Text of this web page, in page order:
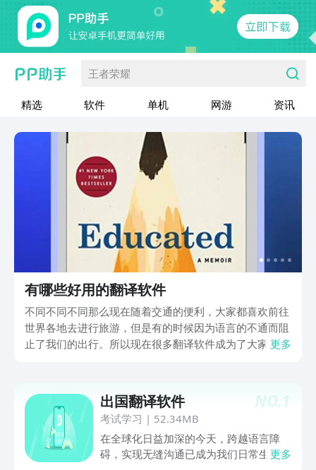
王者荣耀
精选 软件 单机 网游 资讯
有哪些好用的翻译软件
不同不同不同那么现在随着交通的便利，大家都喜欢前往
世界各地去进行旅游，但是有的时候因为语言的不通而阻
止了我们的出行。所以现在很多翻译软件成为了大家去跨
小编就给大家详细的介绍几款翻译软件，这样大家就完全
不用担心交流发生的问题。
更多
NO.1
出国翻译软件
考试学习 | 52.34MB
在全球化日益加深的今天，跨越语言障
碍，实现无缝沟通已成为我们日常生活与
更多